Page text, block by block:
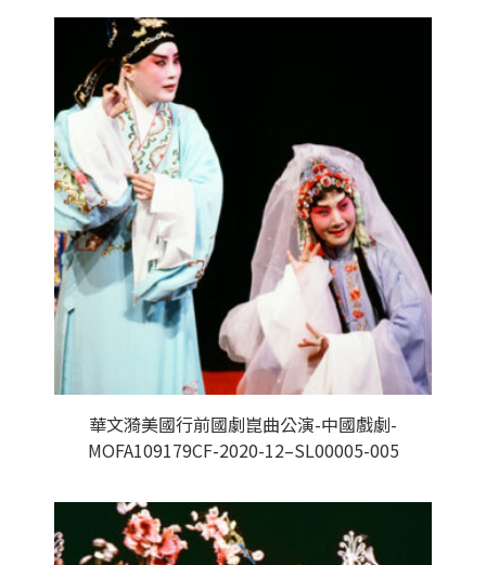
華文漪美國行前國劇崑曲公演-中國戲劇-
MOFA109179CF-2020-12–SL00005-005